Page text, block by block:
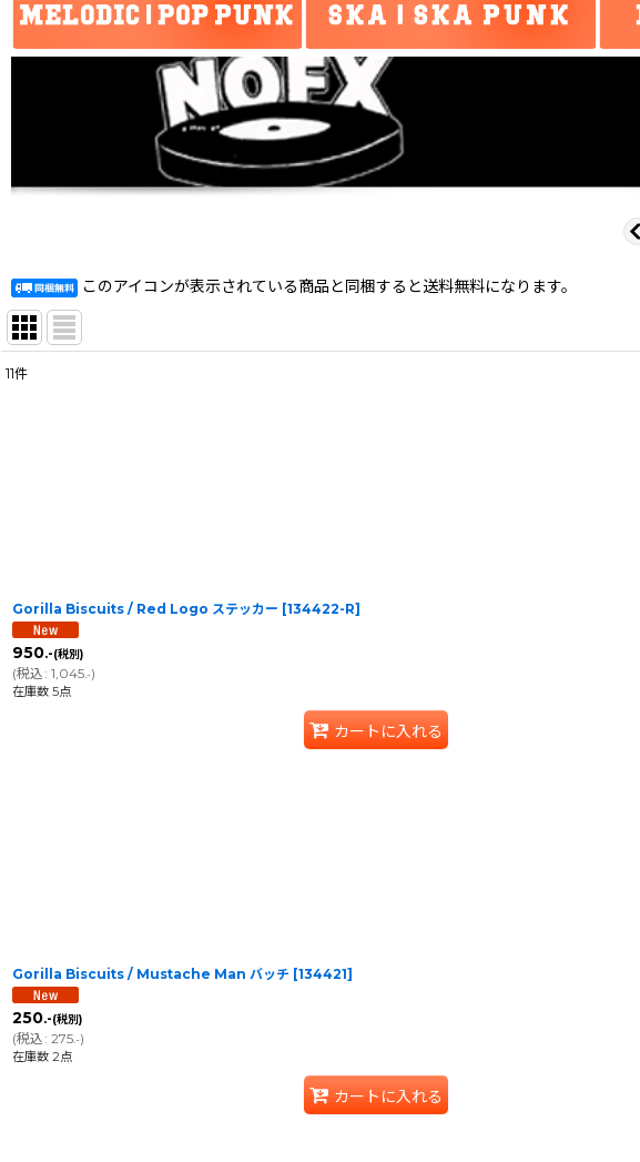
このアイコンが表示されている商品と同梱すると送料無料になります。
11件
Gorilla Biscuits / Red Logo ステッカー [134422-R]
950.-(税別)
(税込: 1,045.-)
在庫数 5点
カートに入れる
Gorilla Biscuits / Mustache Man バッチ [134421]
250.-(税別)
(税込: 275.-)
在庫数 2点
カートに入れる